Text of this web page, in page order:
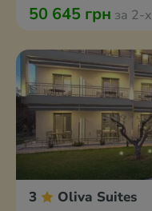
50 645 грн за 2-х
3 Oliva Suites